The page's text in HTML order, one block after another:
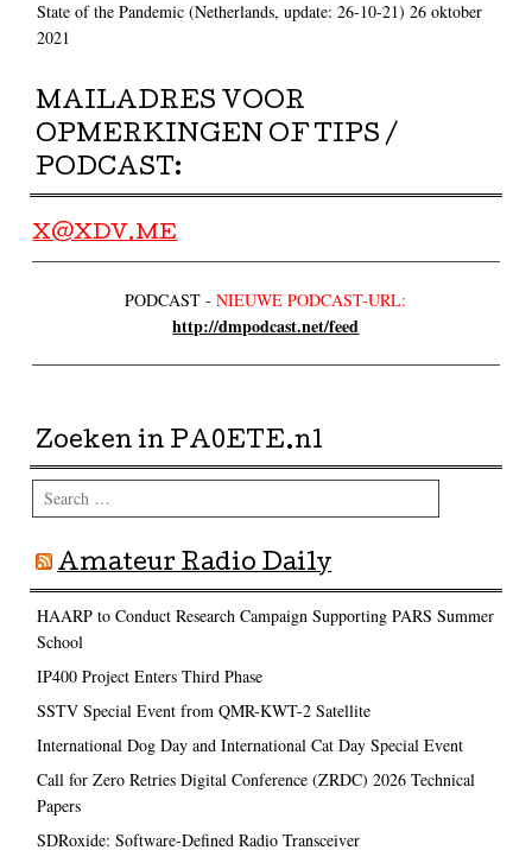
State of the Pandemic (Netherlands, update: 26-10-21) 26 oktober
2021
MAILADRES VOOR
OPMERKINGEN OF TIPS /
PODCAST:
X@XDV.ME
PODCAST -NIEUWE PODCAST-URL:
http://dmpodcast.net/feed
Zoeken in PA0ETE.nl
Search
Amateur Radio Daily
HAARP to Conduct Research Campaign Supporting PARS Summer
School
IP400 Project Enters Third Phase
SSTV Special Event from QMR-KWT-2 Satellite
International Dog Day and International Cat Day Special Event
Call for Zero Retries Digital Conference (ZRDC) 2026 Technical
Papers
SDRoxide: Software-Defined Radio Transceiver